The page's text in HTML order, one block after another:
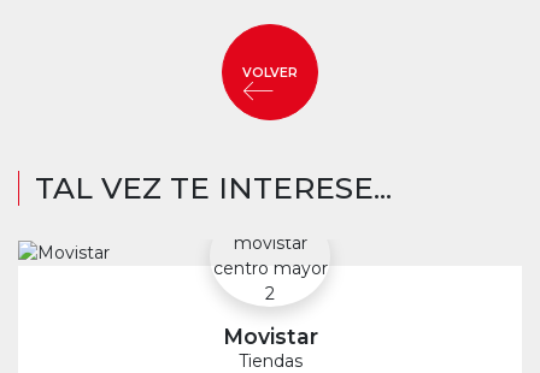
VOLVER
TAL VEZ TE INTERESE...
Movistar
Tiendas